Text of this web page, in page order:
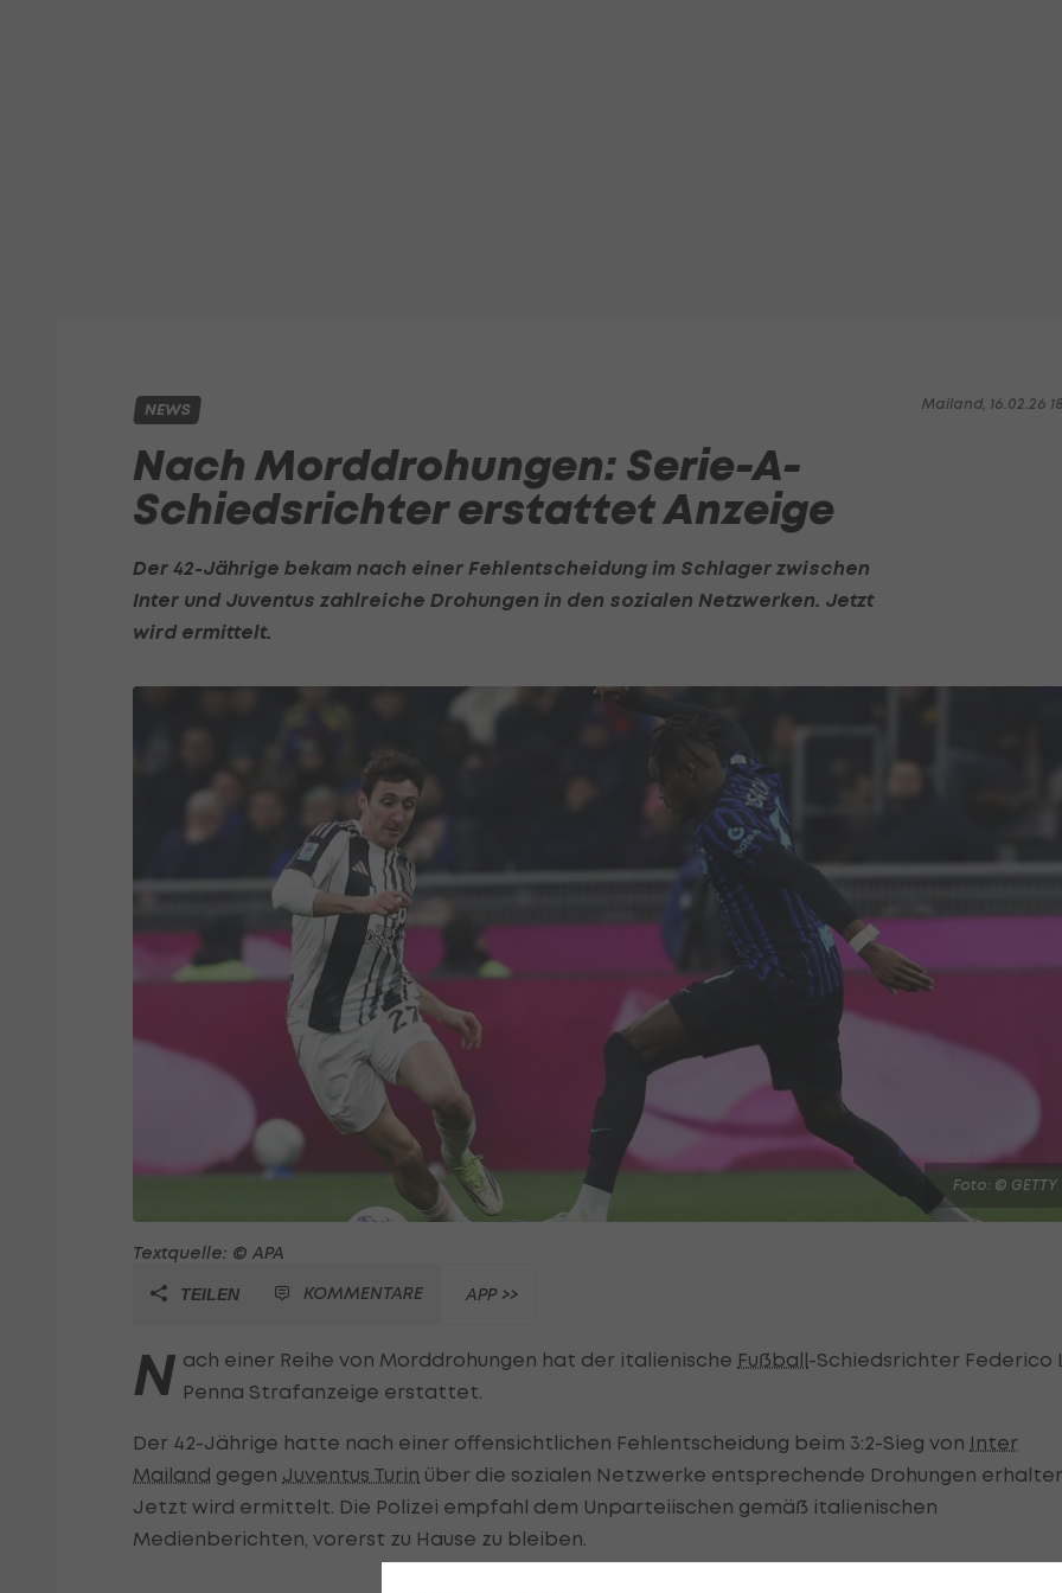
Mailand, 16.02.26
NEWS
Nach Morddrohungen: Serie-A-
Schiedsrichter erstattet Anzeige
Der 42-Jährige bekam nach einer Fehlentscheidung im Schlager zwischen
Inter und Juventus zahlreiche Drohungen in den sozialen Netzwerken. Jetzt
wird ermittelt.
Foto: © GETTY
Textquelle: © APA
TEILEN KOMMENTARE APP >>
N ach einer Reihe von Morddrohungen hat der italienische Fußball-Schiedsrichter Federico
Penna Strafanzeige erstattet.
Der 42-Jährige hatte nach einer offensichtlichen Fehlentscheidung beim 3:2-Sieg von Inter
Mailand gegen Juventus Turin über die sozialen Netzwerke entsprechende Drohungen
Jetzt wird ermittelt. Die Polizei empfahl dem Unparteiischen gemäß italienischen
Medienberichten, vorerst zu Hause zu bleiben.